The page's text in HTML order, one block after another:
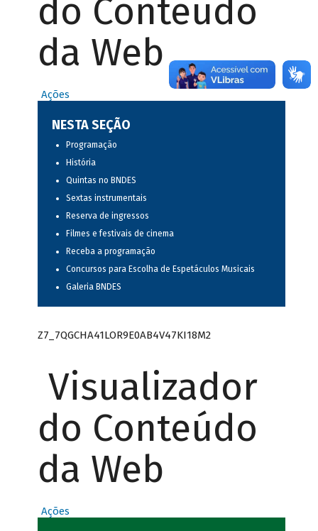
do Conteúdo
da Web
Ações
NESTA SEÇÃO
Programação
História
Quintas no BNDES
Sextas instrumentais
Reserva de ingressos
Filmes e festivais de cinema
Receba a programação
Concursos para Escolha de Espetáculos Musicais
Galeria BNDES
Z7_7QGCHA41LOR9E0AB4V47KI18M2
Visualizador
do Conteúdo
da Web
Ações